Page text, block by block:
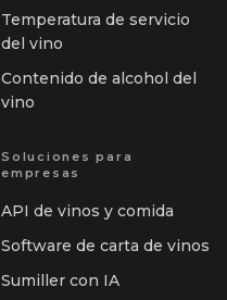
Temperatura de servicio
del vino
Contenido de alcohol del
vino
Soluciones para
empresas
API de vinos y comida
Software de carta de vinos
Sumiller con IA